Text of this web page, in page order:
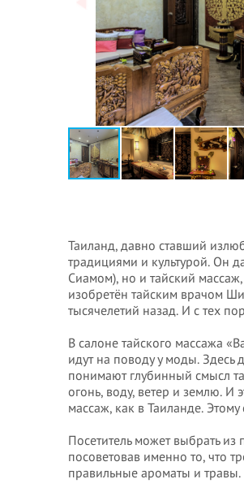
Таиланд, давно ставший
традициями и культурой. Он
Сиамом), но и тайский
изобретён тайским врачом
тысячелетий назад. И с тех
В салоне тайского массажа
идут на поводу у моды. Здесь
понимают глубинный смысл
огонь, воду, ветер и землю. И
массаж, как в Таиланде.
Посетитель может выбрать
посоветовав именно то, что
правильные ароматы и травы.